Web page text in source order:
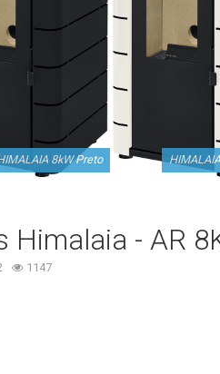
8kW Preto
Himalaia - AR
1147